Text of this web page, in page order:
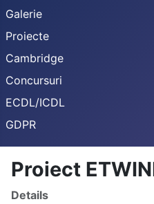
Galerie
Proiecte
Cambridge
Concursuri
ECDL/ICDL
GDPR
Proiect
Details